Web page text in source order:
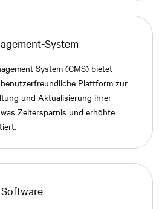
System
System (CMS) bietet
Plattform zur
und Aktualisierung ihrer
Zeitersparnis und erhöhte